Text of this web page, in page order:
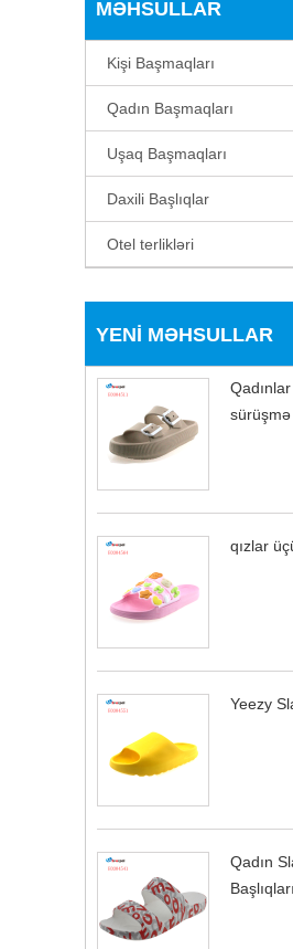
MƏHSULLAR
Kişi Başmaqları
Qadın Başmaqları
Uşaq Başmaqları
Daxili Başlıqlar
Otel terlikləri
YENI MƏHSULLAR
qızlar
Yeezy
Qadın
Başlıqları